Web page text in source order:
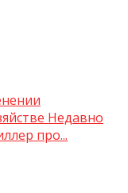
Недавно
про...